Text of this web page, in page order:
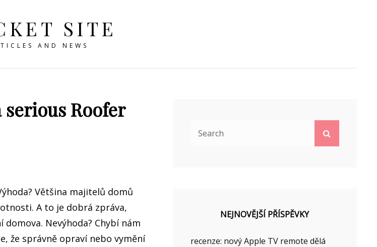
SITE
AND NEWS
Roofer
Většina majitelů domů
A to je dobrá zpráva,
Nevýhoda? Chybí nám
že správně opraví nebo vymění
NEJNOVĚJŠÍ PŘÍSPĚVKY
recenze: nový Apple TV remote dělá